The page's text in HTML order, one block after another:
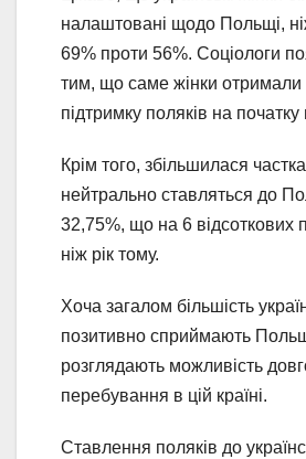
налаштовані щодо Польщі,
69% проти 56%. Соціологи
тим, що саме жінки
підтримку поляків на початку
Крім того, збільшилася частка
нейтрально ставляться до
32,75%, що на 6 відсоткових
ніж рік тому.
Хоча загалом більшість
позитивно сприймають
розглядають можливість
перебування в цій країні.
Ставлення поляків до